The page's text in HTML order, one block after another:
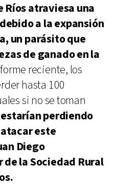
Ríos atraviesa una
a la expansión
un parásito que
de ganado en la
reciente, los
hasta 100
si no se toman
perdiendo
este
Diego
la Sociedad Rural